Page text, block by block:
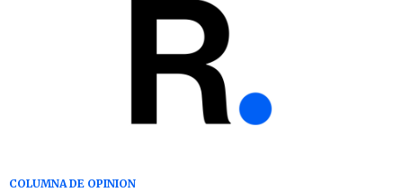
COLUMNA DE OPINION